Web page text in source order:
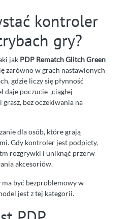
kontroler
gry?
jak PDP Rematch Glitch Green
zarówno w grach nastawionych
gdzie liczy się płynność
poczucie „ciągłej
grasz, bez oczekiwania na
dla osób, które grają
Gdy kontroler jest podpięty,
rozgrywki i uniknąć przerw
akcesoriów.
ma być bezproblemowy w
jest z tej kategorii.